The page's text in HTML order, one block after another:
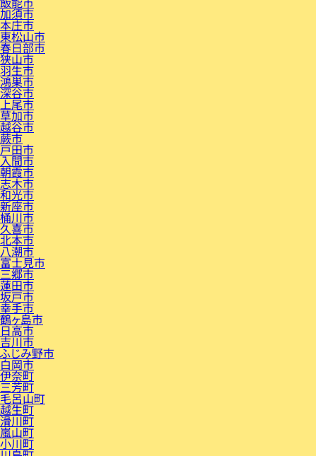
加須市
本庄市
東松山市
春日部市
狭山市
羽生市
鴻巣市
深谷市
上尾市
草加市
越谷市
蕨市
戸田市
入間市
朝霞市
志木市
和光市
新座市
桶川市
久喜市
北本市
八潮市
富士見市
三郷市
蓮田市
坂戸市
幸手市
鶴ヶ島市
日高市
吉川市
ふじみ野市
白岡市
伊奈町
三芳町
毛呂山町
越生町
滑川町
嵐山町
小川町